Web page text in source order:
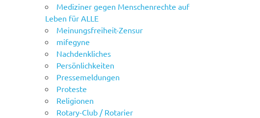
Mediziner gegen Menschenrechte auf
Leben für ALLE
Meinungsfreiheit-Zensur
mifegyne
Nachdenkliches
Persönlichkeiten
Pressemeldungen
Proteste
Religionen
Rotary-Club / Rotarier